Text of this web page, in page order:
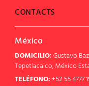
CONTACTS
México
DOMICILIO:Gustavo
Tepetlacalco, México
TELÉFONO:+52 55 4777